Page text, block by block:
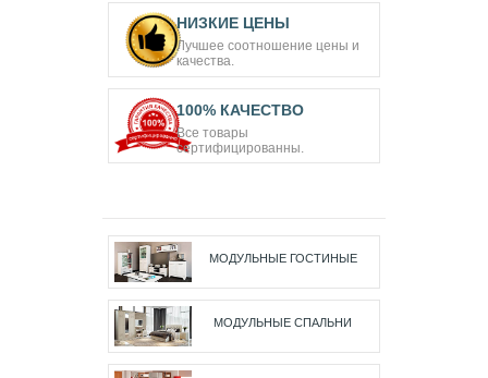
НИЗКИЕ ЦЕНЫ
Лучшее соотношение цены и
качества.
100% КАЧЕСТВО
Все товары
сертифицированны.
МОДУЛЬНЫЕ ГОСТИНЫЕ
МОДУЛЬНЫЕ СПАЛЬНИ